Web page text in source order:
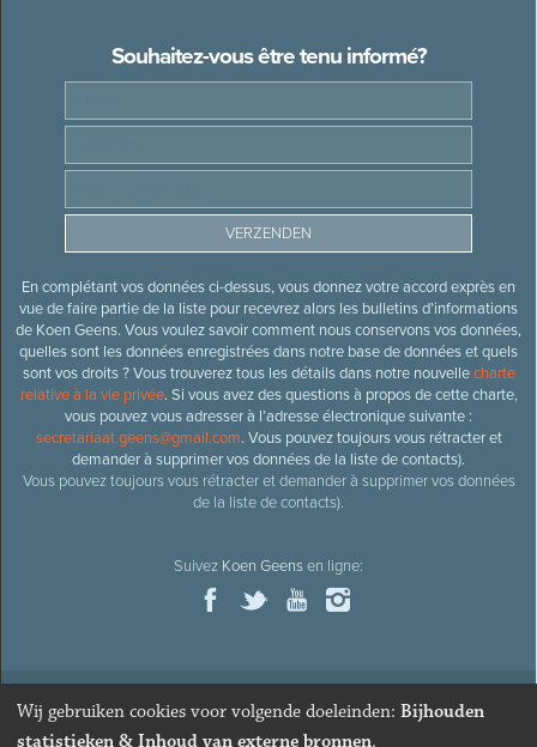
Souhaitez-vous être tenu informé?
En complétant vos données ci-dessus, vous donnez votre accord exprès en
vue de faire partie de la liste pour recevrez alors les bulletins d’informations
de Koen Geens. Vous voulez savoir comment nous conservons vos données,
quelles sont les données enregistrées dans notre base de données et quels
sont vos droits ? Vous trouverez tous les détails dans notre nouvellecharte
relative à la vie privée. Si vous avez des questions à propos de cette charte,
vous pouvez vous adresser à l’adresse électronique suivante :
secretariaat.geens@gmail.com. Vous pouvez toujours vous rétracter et
demander à supprimer vos données de la liste de contacts).
Vous pouvez toujours vous rétracter et demander à supprimer vos données
de la liste de contacts).
Suivez Koen Geensen ligne:
© 2026Ancien ministre et député honoraire
Wij gebruiken cookies voor volgende doeleinden: Bijhouden
statistieken & Inhoud van externe bronnen.